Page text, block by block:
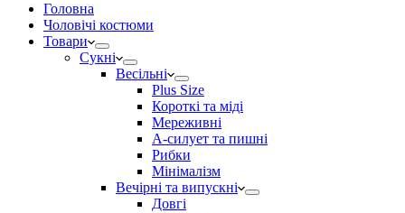
Головна
Чоловічі костюми
Товари
Сукні
Весільні
Plus Size
Короткі та міді
Мереживні
А-силует та пишні
Рибки
Мінімалізм
Вечірні та випускні
Довгі